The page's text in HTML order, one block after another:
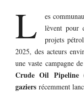
L
es
lèvent pour
projets
2025, des acteurs
une vaste campagne
Crude Oil Pipeline
gaziers récemment